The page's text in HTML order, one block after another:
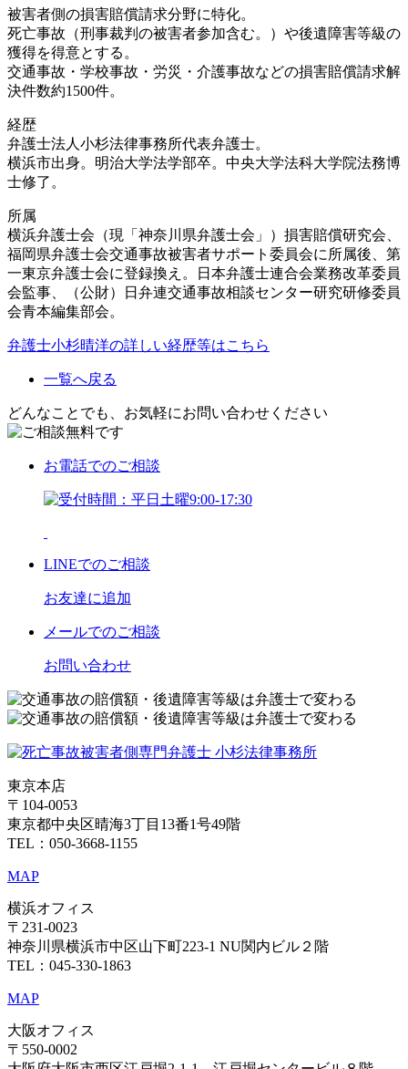
被害者側の損害賠償請求分野に特化。
死亡事故（刑事裁判の被害者参加含む。）や後遺障害等級の
獲得を得意とする。
交通事故・学校事故・労災・介護事故などの損害賠償請求解
決件数約1500件。
経歴
弁護士法人小杉法律事務所代表弁護士。
横浜市出身。明治大学法学部卒。中央大学法科大学院法務博
士修了。
所属
横浜弁護士会（現「神奈川県弁護士会」）損害賠償研究会、
福岡県弁護士会交通事故被害者サポート委員会に所属後、第
一東京弁護士会に登録換え。日本弁護士連合会業務改革委員
会監事、（公財）日弁連交通事故相談センター研究研修委員
会青本編集部会。
弁護士小杉晴洋の詳しい経歴等はこちら
一覧へ戻る
どんなことでも、お気軽にお問い合わせください
お電話でのご相談
LINEでのご相談
お友達に追加
メールでのご相談
お問い合わせ
東京本店
〒104-0053
東京都中央区晴海3丁目13番1号49階
TEL：050-3668-1155
MAP
横浜オフィス
〒231-0023
神奈川県横浜市中区山下町223-1 NU関内ビル２階
TEL：045-330-1863
MAP
大阪オフィス
〒550-0002